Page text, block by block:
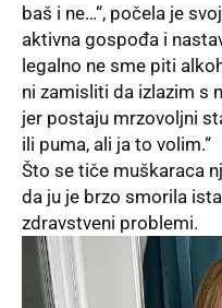
baš i ne…“, počela je
aktivna gospođa i
legalno ne sme piti
ni zamisliti da izlazim s
jer postaju mrzovoljni
ili puma, ali ja to volim.“
Što se tiče muškaraca
da ju je brzo smorila
zdravstveni problemi.